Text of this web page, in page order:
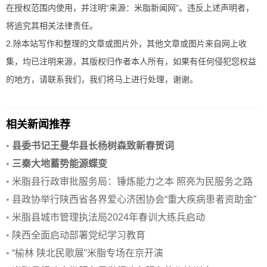
在授权范围内使用，并注明“来源：米脂新闻网”。违反上述声明者，
将追究其相关法律责任。
2.除本站写作和整理的文章或图片外，其他文章或图片来自网上收
集，均已注明来源，其版权归作者本人所有，如果有任何侵犯您权益
的地方，请联系我们，我们将马上进行处理，谢谢。
相关新闻推荐
• 县委书记王曼华县长杨树森致新春贺词
• 三秦大地蓄势能源蝶变
• 米脂县行政审批服务局：锤炼能力之本 照亮为民服务之路
• 县政协举行陕西省各界爱心济困协会“重大疾病患者资助金”
发放仪
• 米脂县城市管理执法局2024年春训大练兵启动
• 陕西全面启动部署党纪学习教育
• “榆林 陕北民歌展”米脂专场在京开演